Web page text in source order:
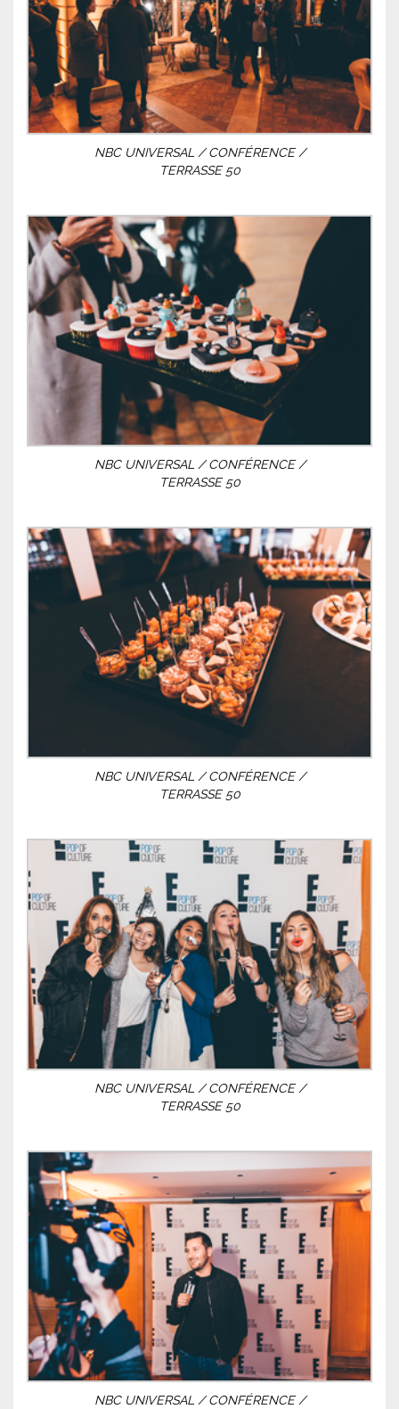
NBC UNIVERSAL / CONFÉRENCE /
TERRASSE 50
NBC UNIVERSAL / CONFÉRENCE /
TERRASSE 50
NBC UNIVERSAL / CONFÉRENCE /
TERRASSE 50
NBC UNIVERSAL / CONFÉRENCE /
TERRASSE 50
NBC UNIVERSAL / CONFÉRENCE /